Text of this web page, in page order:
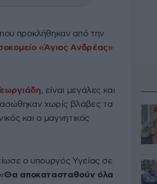
που προκλήθηκαν από την
«Άγιος Ανδρέας»
, είναι μεγάλες και
χωρίς βλάβες τα
και ο μαγνητικός
ο υπουργός Υγείας σε
Θα αποκατασταθούν όλα